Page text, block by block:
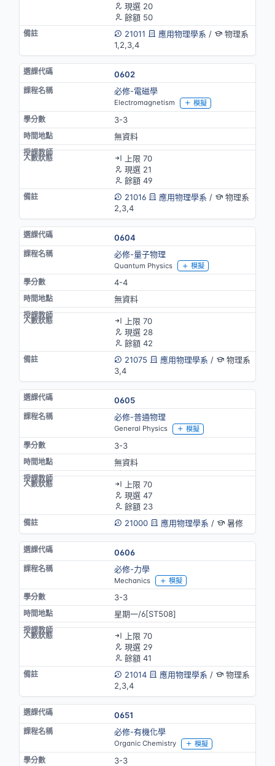
現選 20
餘額 50
21011
應用物理學系 /
物理系
1,2,3,4
0602
必修-電磁學
Electromagnetism 模擬
3-3
無資料
上限 70
現選 21
餘額 49
21016
應用物理學系 /
物理系
2,3,4
0604
必修-量子物理
Quantum Physics 模擬
4-4
無資料
上限 70
現選 28
餘額 42
21075
應用物理學系 /
物理系
3,4
0605
必修-普通物理
General Physics 模擬
3-3
無資料
上限 70
現選 47
餘額 23
21000
應用物理學系 / 暑修
0606
必修-力學
Mechanics 模擬
3-3
星期一/6[ST508]
上限 70
現選 29
餘額 41
21014
應用物理學系 /
物理系
2,3,4
0651
必修-有機化學
Organic Chemistry 模擬
3-3